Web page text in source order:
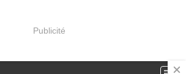
Publicité